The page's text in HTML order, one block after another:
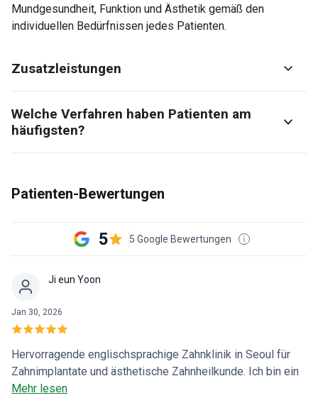
Mundgesundheit, Funktion und Ästhetik gemäß den
individuellen Bedürfnissen jedes Patienten.
Zusatzleistungen
Welche Verfahren haben Patienten am
häufigsten?
Patienten-Bewertungen
5 5 Google Bewertungen
Ji eun Yoon
Jan 30, 2026
Hervorragende englischsprachige Zahnklinik in Seoul für
Zahnimplantate und ästhetische Zahnheilkunde. Ich bin ein
internationaler Patient und habe diese Klinik für ein
Mehr lesen